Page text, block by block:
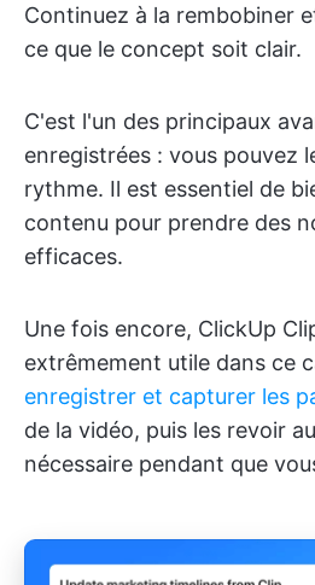
Continuez à la rembobiner
ce que le concept soit clair.
C'est l'un des principaux
enregistrées : vous pouvez
rythme. Il est essentiel de
contenu pour prendre des
efficaces.
Une fois encore, ClickUp
extrêmement utile dans ce
enregistrer et capturer les
de la vidéo, puis les revoir
nécessaire pendant que